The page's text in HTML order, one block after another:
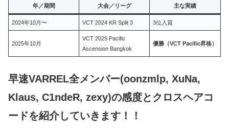
年／期間 大会／リーグ 主な実績
2024年10月〜 VCT 2024 KR Split 3 3位入賞
2025年10月
VCT 2025 Pacific
Ascension Bangkok
優勝（VCT Pacific昇格）
早速VARREL全メンバー(oonzmlp, XuNa,
Klaus, C1ndeR, zexy)の感度とクロスヘアコ
ードを紹介していきます！！